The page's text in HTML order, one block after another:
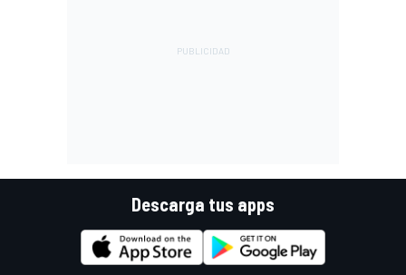
Descarga tus apps